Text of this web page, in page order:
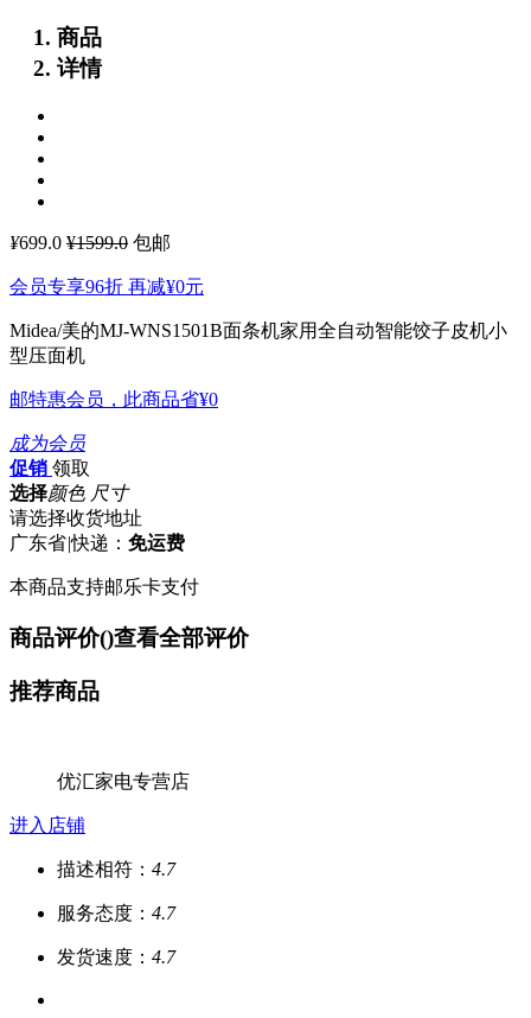
商品
详情
¥699.0 ¥1599.0 包邮
会员专享96折 再减¥0元
Midea/美的MJ-WNS1501B面条机家用全自动智能饺子皮机小
型压面机
邮特惠会员，此商品省¥0
成为会员
促销 领取
选择颜色 尺寸
请选择收货地址
广东省|快递： 免运费
本商品支持邮乐卡支付
商品评价()查看全部评价
推荐商品
优汇家电专营店
进入店铺
描述相符： 4.7
服务态度： 4.7
发货速度： 4.7